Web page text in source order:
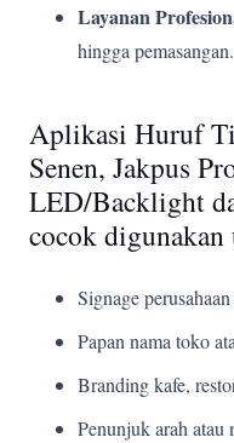
Layanan
hingga pemasangan.
Aplikasi Huruf
Senen, Jakpus
LED/Backlight
cocok
Signage
Papan nama toko
Branding kafe,
Penunjuk arah atau